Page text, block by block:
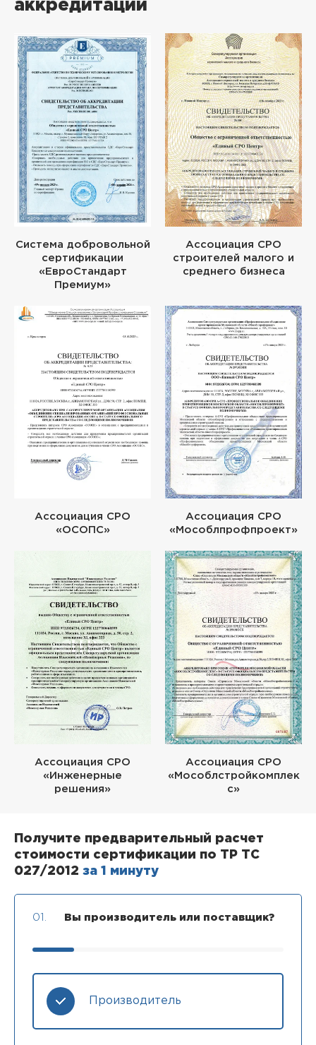
аккредитации
Система добровольной
сертификации
«ЕвроСтандарт
Премиум»
Ассоциация СРО
строителей малого и
среднего бизнеса
Ассоциация СРО
«ОСОПС»
Ассоциация СРО
«Мособлпрофпроект»
Ассоциация СРО
«Инженерные
решения»
Ассоциация СРО
«Мособлстройкомплек
с»
Получите предварительный расчет
стоимости сертификации по ТР ТС
027/2012 за 1 минуту
01. Вы производитель или поставщик?
Производитель